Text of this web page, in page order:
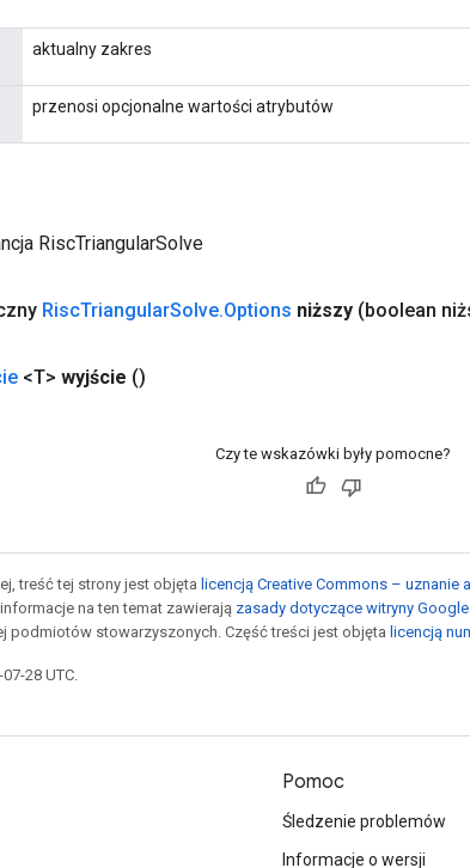
aktualny zakres
przenosi opcjonalne wartości atrybutów
RiscTriangularSolve
RiscTriangularSolve.Options niższy (boolean
<T> wyjście ()
Czy te wskazówki były pomocne?
treść tej strony jest objęta licencją Creative Commons – uznanie
informacje na ten temat zawierają zasady dotyczące witryny
podmiotów stowarzyszonych. Część treści jest objęta licencją
28 UTC.
Pomoc
Śledzenie problemów
Informacje o wersji